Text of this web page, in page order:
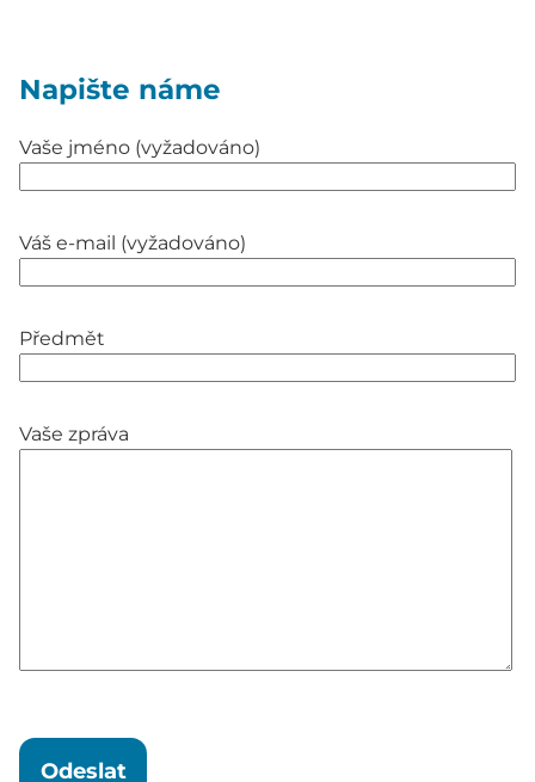
Napište náme
Vaše jméno (vyžadováno)
Váš e-mail (vyžadováno)
Předmět
Vaše zpráva